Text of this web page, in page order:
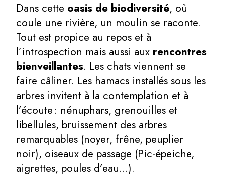
Dans cette oasis de biodiversité, où
coule une rivière, un moulin se raconte.
Tout est propice au repos et à
l’introspection mais aussi aux rencontres
bienveillantes. Les chats viennent se
faire câliner. Les hamacs installés sous les
arbres invitent à la contemplation et à
l’écoute : nénuphars, grenouilles et
libellules, bruissement des arbres
remarquables (noyer, frêne, peuplier
noir), oiseaux de passage (Pic-épeiche,
aigrettes, poules d’eau…).